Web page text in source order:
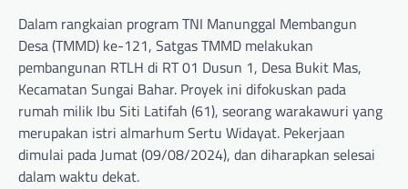
Dalam rangkaian program TNI Manunggal Membangun
Desa (TMMD) ke-121, Satgas TMMD melakukan
pembangunan RTLH di RT 01 Dusun 1, Desa Bukit Mas,
Kecamatan Sungai Bahar. Proyek ini difokuskan pada
rumah milik Ibu Siti Latifah (61), seorang warakawuri yang
merupakan istri almarhum Sertu Widayat. Pekerjaan
dimulai pada Jumat (09/08/2024), dan diharapkan selesai
dalam waktu dekat.